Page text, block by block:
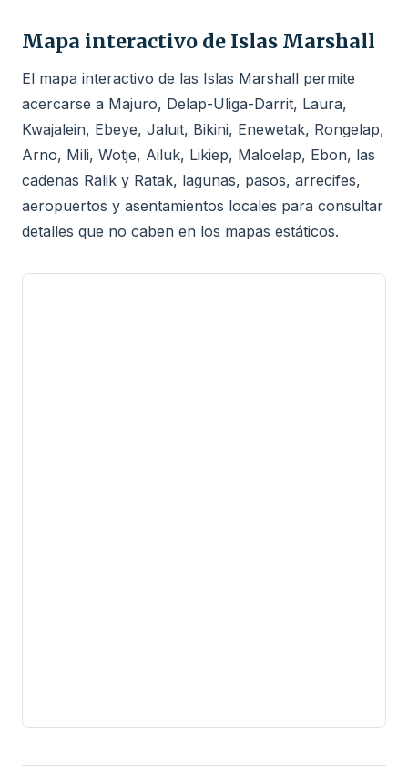
Mapa interactivo de Islas Marshall
El mapa interactivo de las Islas Marshall permite
acercarse a Majuro, Delap-Uliga-Darrit, Laura,
Kwajalein, Ebeye, Jaluit, Bikini, Enewetak, Rongelap,
Arno, Mili, Wotje, Ailuk, Likiep, Maloelap, Ebon, las
cadenas Ralik y Ratak, lagunas, pasos, arrecifes,
aeropuertos y asentamientos locales para consultar
detalles que no caben en los mapas estáticos.